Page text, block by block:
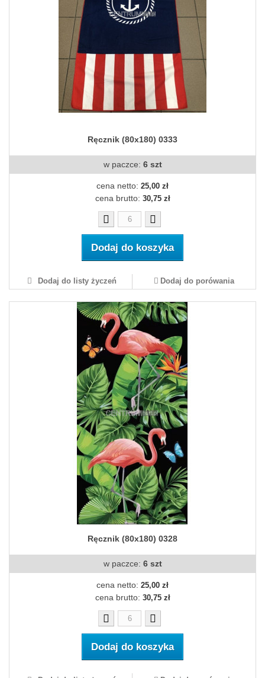
Ręcznik (80x180) 0333
w paczce: 6 szt
cena netto: 25,00 zł
cena brutto: 30,75 zł
Dodaj do koszyka
Dodaj do listy życzeń Dodaj do porówania
Ręcznik (80x180) 0328
w paczce: 6 szt
cena netto: 25,00 zł
cena brutto: 30,75 zł
Dodaj do koszyka